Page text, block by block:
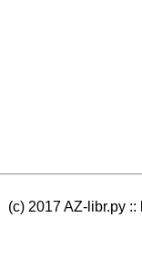
(c) 2017 AZ-libr.ру ::